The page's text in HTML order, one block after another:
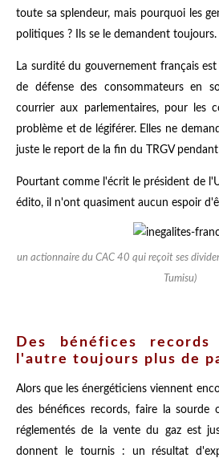
toute sa splendeur, mais pourquoi les
politiques ? Ils se le demandent toujours.
La surdité du gouvernement français
de défense des consommateurs en
courrier aux parlementaires, pour les
problème et de légiférer. Elles ne
juste le report de la fin du TRGV
Pourtant comme l'écrit le président de
édito, il n'ont quasiment aucun espoir
un actionnaire du CAC 40 qui reçoit ses
Tumisu)
Des bénéfices
l'autre toujours plus de
Alors que les énergéticiens viennent
des bénéfices records, faire la sourde
réglementés de la vente du gaz est
donnent le tournis : un résultat